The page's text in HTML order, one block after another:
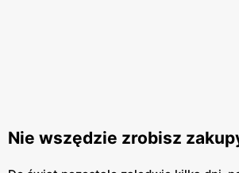
Nie wszędzie zrobisz